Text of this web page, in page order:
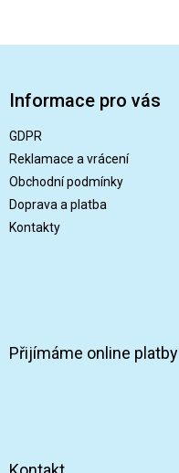
Informace pro vás
GDPR
Reklamace a vrácení
Obchodní podmínky
Doprava a platba
Kontakty
Přijímáme online platby